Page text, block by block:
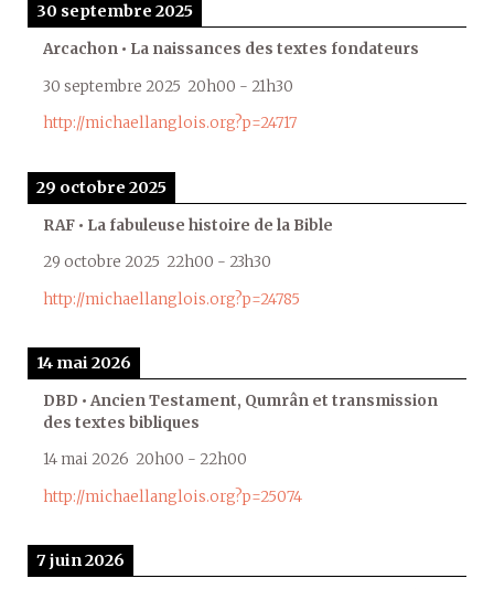
30 septembre 2025
Arcachon • La naissances des textes fondateurs
30 septembre 2025 20h00 - 21h30
http://michaellanglois.org?p=24717
29 octobre 2025
RAF • La fabuleuse histoire de la Bible
29 octobre 2025 22h00 - 23h30
http://michaellanglois.org?p=24785
14 mai 2026
DBD • Ancien Testament, Qumrân et transmission
des textes bibliques
14 mai 2026 20h00 - 22h00
http://michaellanglois.org?p=25074
7 juin 2026